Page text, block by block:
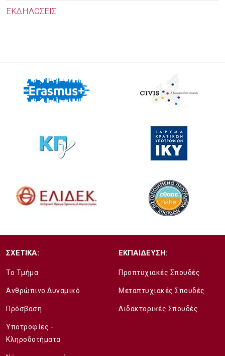
ΕΚΔΗΛΩΣΕΙΣ
ΣΧΕΤΙΚΑ:
Το Τμήμα
Ανθρώπινο Δυναμικό
Πρόσβαση
Υποτροφίες -
Κληροδοτήματα
ΕΚΠΑΙΔΕΥΣΗ:
Προπτυχιακές Σπουδές
Μεταπτυχιακές Σπουδές
Διδακτορικές Σπουδές